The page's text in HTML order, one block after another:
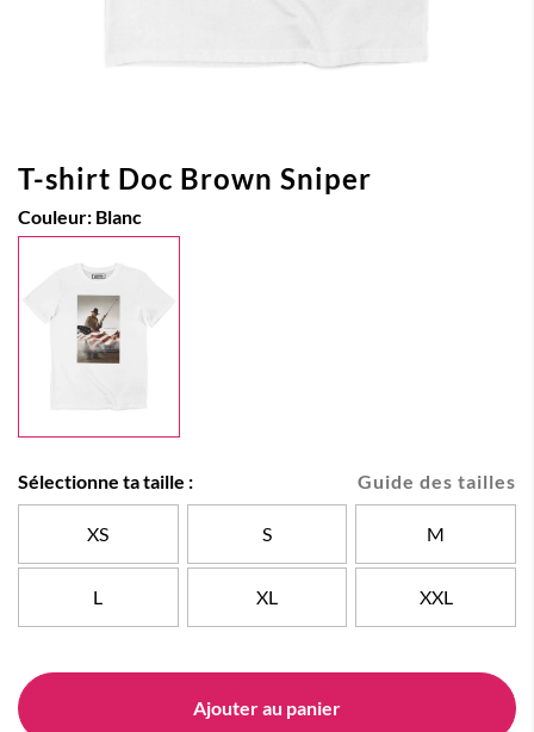
T-shirt Doc Brown Sniper
Couleur: Blanc
Guide des tailles
Sélectionne ta taille :
XS S M
L XL XXL
Ajouter au panier